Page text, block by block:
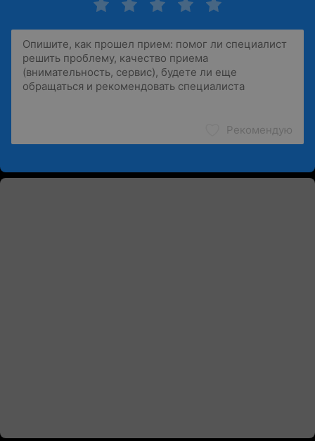
Рекомендую